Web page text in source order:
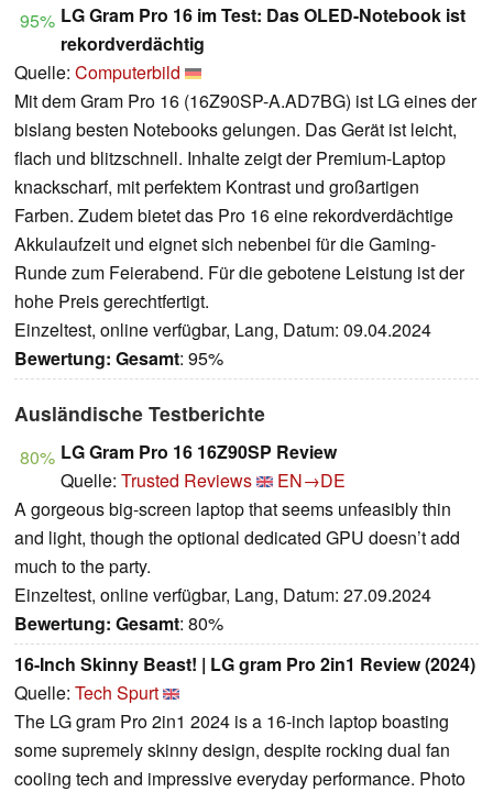
95% LG Gram Pro 16 im Test: Das OLED-Notebook ist
rekordverdächtig
Quelle: Computerbild
Mit dem Gram Pro 16 (16Z90SP-A.AD7BG) ist LG eines der
bislang besten Notebooks gelungen. Das Gerät ist leicht,
flach und blitzschnell. Inhalte zeigt der Premium-Laptop
knackscharf, mit perfektem Kontrast und großartigen
Farben. Zudem bietet das Pro 16 eine rekordverdächtige
Akkulaufzeit und eignet sich nebenbei für die Gaming-
Runde zum Feierabend. Für die gebotene Leistung ist der
hohe Preis gerechtfertigt.
Einzeltest, online verfügbar, Lang, Datum: 09.04.2024
Bewertung: Gesamt: 95%
Ausländische Testberichte
80% LG Gram Pro 16 16Z90SP Review
Quelle: Trusted Reviews
EN→DE
A gorgeous big-screen laptop that seems unfeasibly thin
and light, though the optional dedicated GPU doesn’t add
much to the party.
Einzeltest, online verfügbar, Lang, Datum: 27.09.2024
Bewertung: Gesamt: 80%
16-Inch Skinny Beast! | LG gram Pro 2in1 Review (2024)
Quelle: Tech Spurt
The LG gram Pro 2in1 2024 is a 16-inch laptop boasting
some supremely skinny design, despite rocking dual fan
cooling tech and impressive everyday performance. Photo